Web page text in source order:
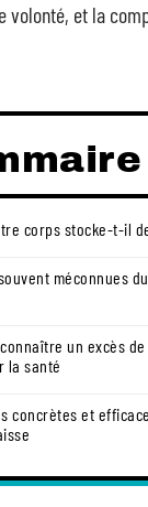
volonté, et la
corps stocke-t-il
méconnues
un excès
la santé
concrètes et